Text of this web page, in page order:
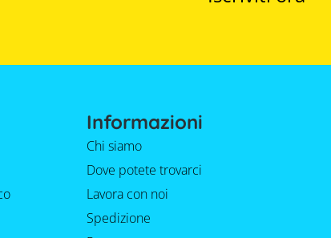
Informazioni
Chi siamo
Dove potete trovarci
Lavora con noi
Spedizione